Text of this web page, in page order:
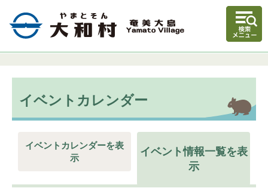
イベントカレンダー
イベントカレンダーを表
示
イベント情報一覧を表
示